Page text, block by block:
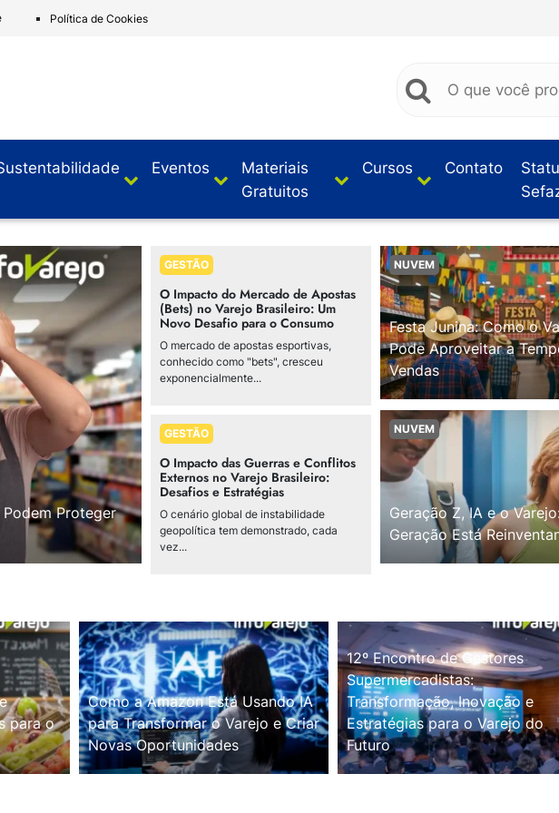
Política de Cookies
Eventos
Materiais
Gratuitos
Cursos Contato
Proteger
GESTÃO
O Impacto do Mercado de Apostas
(Bets) no Varejo Brasileiro: Um
Novo Desafio para o Consumo
O mercado de apostas esportivas,
conhecido como "bets", cresceu
exponencialmente...
GESTÃO
O Impacto das Guerras e Conflitos
Externos no Varejo Brasileiro:
Desafios e Estratégias
O cenário global de instabilidade
geopolítica tem demonstrado, cada
vez...
NUVEM
Festa Junina: Como o
Pode Aproveitar a
Vendas
NUVEM
Geração Z, IA e o
Geração Está
para o
Como a Amazon Está Usando IA
para Transformar o Varejo e Criar
Novas Oportunidades
12º Encontro de Gestores
Supermercadistas:
Transformação, Inovação e
Estratégias para o Varejo do
Futuro